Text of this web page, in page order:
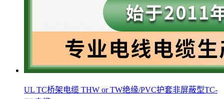
UL TC桥架电缆 THW or TW绝缘/PVC护套非屏蔽型TC-